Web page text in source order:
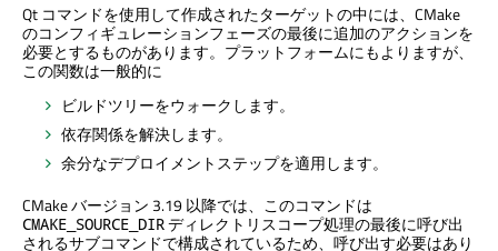
Qt コマンドを使用して作成されたターゲットの中には、CMake
のコンフィギュレーションフェーズの最後に追加のアクションを
必要とするものがあります。プラットフォームにもよりますが、
この関数は一般的に
ビルドツリーをウォークします。
依存関係を解決します。
余分なデプロイメントステップを適用します。
CMake バージョン 3.19 以降では、このコマンドは
CMAKE_SOURCE_DIRディレクトリスコープ処理の最後に呼び出
されるサブコマンドで構成されているため、呼び出す必要はあり